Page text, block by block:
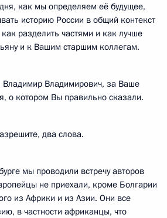
как мы определяем её будущее,
историю России в общий контекст
разделить частями и как лучше
и к Вашим старшим коллегам.
Владимир Владимирович, за Ваше
о котором Вы правильно сказали.
два слова.
мы проводили встречу авторов
не приехали, кроме Болгарии
из Африки и из Азии. Они все
в частности африканцы, что